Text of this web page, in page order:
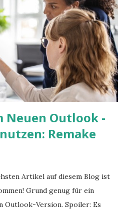
Neuen Outlook -
Remake
Artikel auf diesem Blog ist
Grund genug für ein
Outlook-Version. Spoiler: Es